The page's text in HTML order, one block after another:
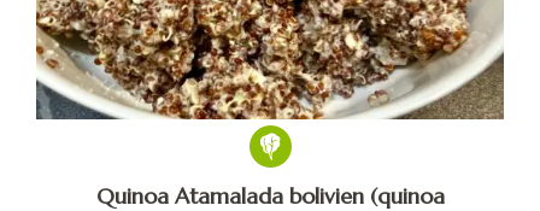
Quinoa Atamalada bolivien (quinoa